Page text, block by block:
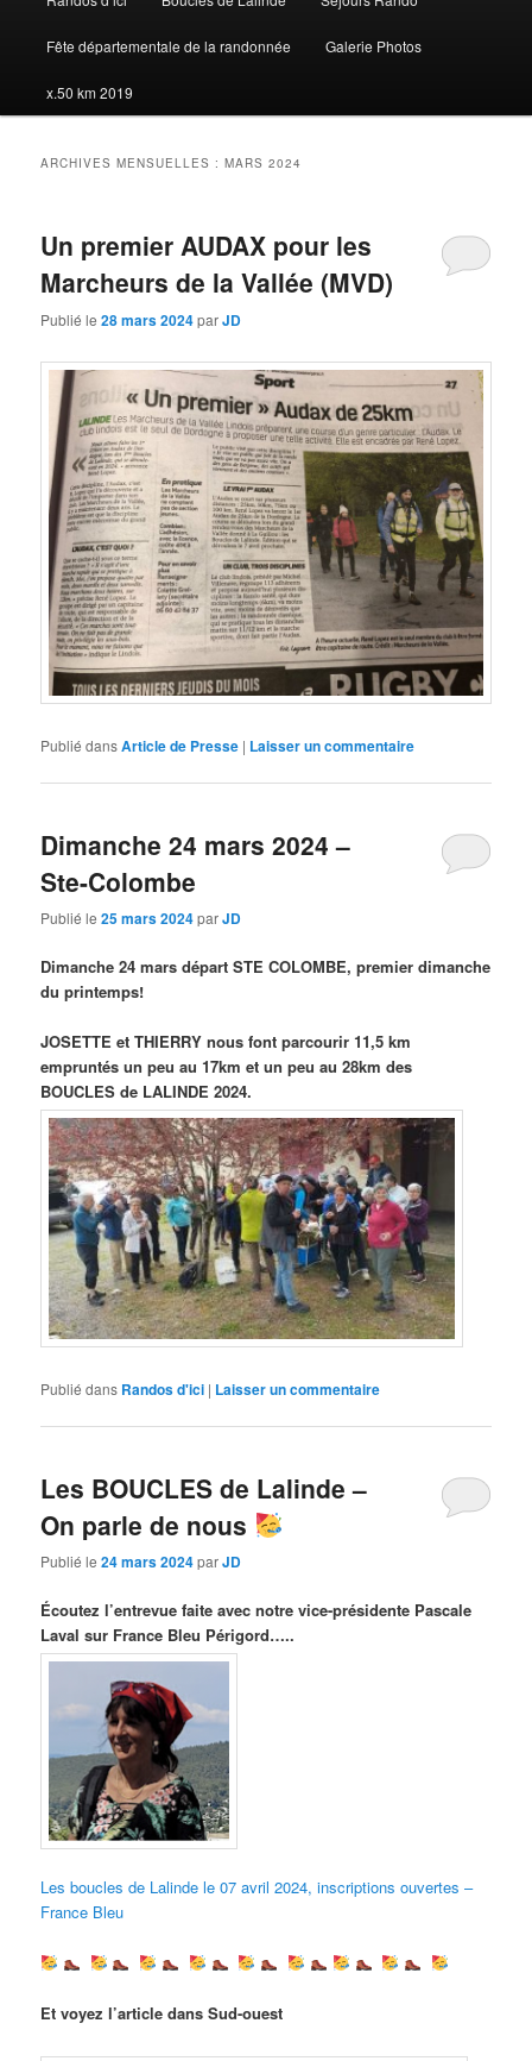
Fête départementale de la randonnée Galerie Photos
x.50 km 2019
ARCHIVES MENSUELLES :MARS 2024
Un premier AUDAX pour les
Marcheurs de la Vallée (MVD)
Publié le28 mars 2024parJD
Publié dansArticle de Presse | Laisser un commentaire
Dimanche 24 mars 2024 –
Ste-Colombe
Publié le25 mars 2024parJD
Dimanche 24 mars départ STE COLOMBE, premier dimanche
du printemps!
JOSETTE et THIERRY nous font parcourir 11,5 km
empruntés un peu au 17km et un peu au 28km des
BOUCLES de LALINDE 2024.
Publié dans Randos d'ici | Laisser un commentaire
Les BOUCLES de Lalinde –
On parle de nous
Publié le24 mars 2024parJD
Écoutez l’entrevue faite avec notre vice-présidente Pascale
Laval sur France Bleu Périgord…..
Les boucles de Lalinde le 07 avril 2024, inscriptions ouvertes –
France Bleu
Et voyez l’article dans Sud-ouest